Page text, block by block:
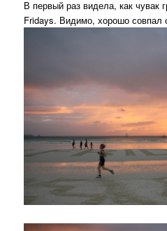
В первый раз видела, как чувак
Fridays. Видимо, хорошо совпал